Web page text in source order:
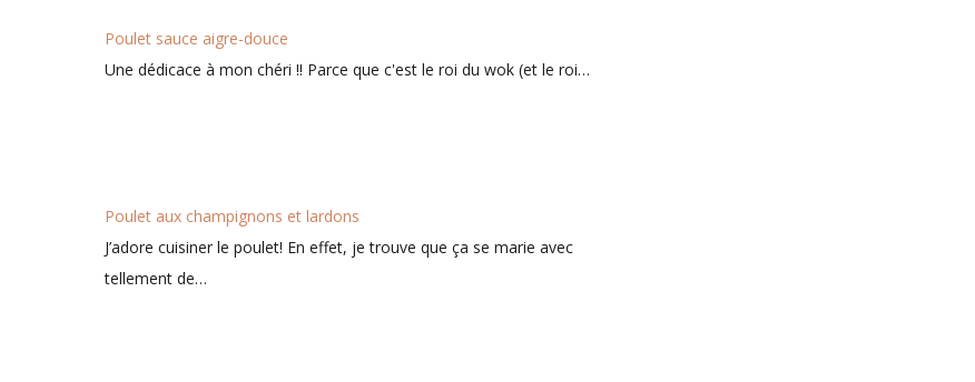
Poulet sauce aigre-douce
Une dédicace à mon chéri !! Parce que c'est le roi du wok (et le roi…
Poulet aux champignons et lardons
J’adore cuisiner le poulet! En effet, je trouve que ça se marie avec
tellement de…